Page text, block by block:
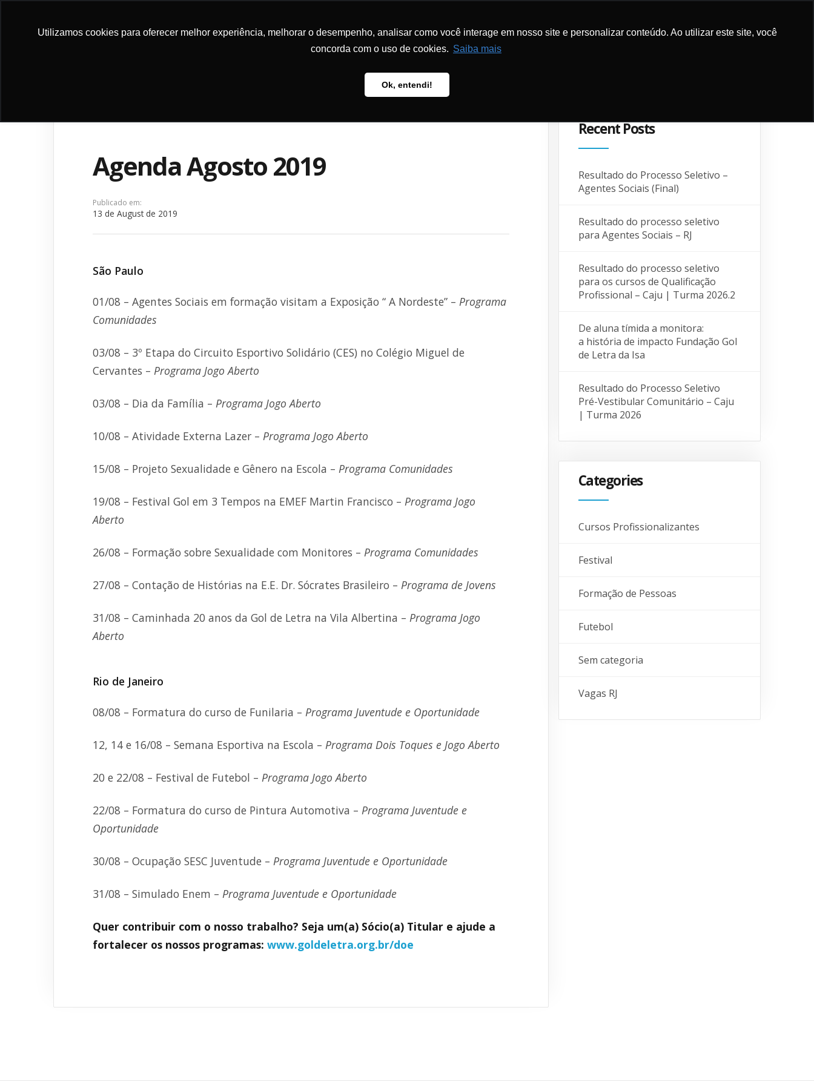
Utilizamos cookies para oferecer melhor experiência, melhorar o desempenho, analisar como você interage em nosso site e personalizar conteúdo. Ao utilizar este site, você
concorda com o uso de cookies. Saiba mais
Ok, entendi!
DONATE
ABOUT
PROGRAMS AND
METHODOLOGY PUBLICATIONS
HOW TO SUPPORT
US
CONTACT AND
Agenda Agosto 2019
Publicado em:
13 de August de 2019
São Paulo
01/08 – Agentes Sociais em formação visitam a Exposição “ A Nordeste” – Programa
Comunidades
03/08 – 3º Etapa do Circuito Esportivo Solidário (CES) no Colégio Miguel de
Cervantes – Programa Jogo Aberto
03/08 – Dia da Família – Programa Jogo Aberto
10/08 – Atividade Externa Lazer – Programa Jogo Aberto
15/08 – Projeto Sexualidade e Gênero na Escola – Programa Comunidades
19/08 – Festival Gol em 3 Tempos na EMEF Martin Francisco – Programa Jogo
Aberto
26/08 – Formação sobre Sexualidade com Monitores – Programa Comunidades
27/08 – Contação de Histórias na E.E. Dr. Sócrates Brasileiro – Programa de Jovens
31/08 – Caminhada 20 anos da Gol de Letra na Vila Albertina – Programa Jogo
Aberto
Rio de Janeiro
08/08 – Formatura do curso de Funilaria – Programa Juventude e Oportunidade
12, 14 e 16/08 – Semana Esportiva na Escola – Programa Dois Toques e Jogo Aberto
20 e 22/08 – Festival de Futebol – Programa Jogo Aberto
22/08 – Formatura do curso de Pintura Automotiva – Programa Juventude e
Oportunidade
30/08 – Ocupação SESC Juventude – Programa Juventude e Oportunidade
31/08 – Simulado Enem – Programa Juventude e Oportunidade
Quer contribuir com o nosso trabalho? Seja um(a) Sócio(a) Titular e ajude a
fortalecer os nossos programas: www.goldeletra.org.br/doe
Recent Posts
Resultado do Processo Seletivo –
Agentes Sociais (Final)
Resultado do processo seletivo
para Agentes Sociais – RJ
Resultado do processo seletivo
para os cursos de Qualificação
Profissional – Caju | Turma 2026.2
De aluna tímida a monitora:
a história de impacto Fundação Gol
de Letra da Isa
Resultado do Processo Seletivo
Pré-Vestibular Comunitário – Caju
| Turma 2026
Categories
Cursos Profissionalizantes
Festival
Formação de Pessoas
Futebol
Sem categoria
Vagas RJ